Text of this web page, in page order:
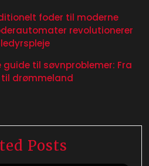
foder til moderne
revolutionerer
til søvnproblemer: Fra
drømmeland
Posts